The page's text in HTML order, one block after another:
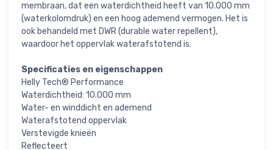
membraan, dat een waterdichtheid heeft van 10.000 mm
(waterkolomdruk) en een hoog ademend vermogen. Het is
ook behandeld met DWR (durable water repellent),
waardoor het oppervlak waterafstotend is.
Specificaties en eigenschappen
Helly Tech® Performance
Waterdichtheid: 10.000 mm
Water- en winddicht en ademend
Waterafstotend oppervlak
Verstevigde knieën
Reflecteert